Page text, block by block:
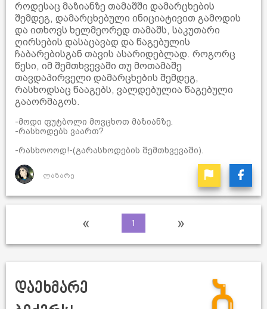
როდესაც მაზიანზე თამაშში დამარცხების
შემდეგ, დამარცხებული ინიციატივით გამოდის
და ითხოვს ხელმეორედ თამაშს, საკუთარი
ღირსების დასაცავად და წაგებულის
ჩაბარებისგან თავის ასარიდებლად. როგორც
წესი, იმ შემთხვევაში თუ მოთამაშე
თავდაპირველი დამარცხების შემდეგ,
რასხოდსაც წააგებს, ვალდებულია წაგებული
გააორმაგოს.
-მოდი ფუტბოლი მოვცხოთ მაზიანზე.
-რასხოდებს ვაართ?
-რასხოოოდ!-(გარასხოდების შემთხვევაში).
ლაზარე
« 1 »
დაეხმარე